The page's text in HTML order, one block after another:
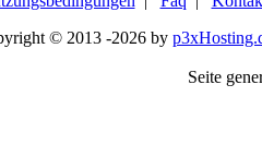
© 2013 -2026 by
Seite